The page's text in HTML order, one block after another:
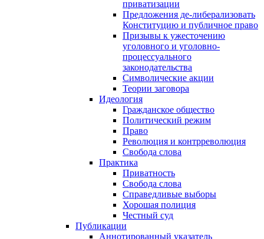
приватизации
Предложения де-либерализовать
Конституцию и публичное право
Призывы к ужесточению
уголовного и уголовно-
процессуального
законодательства
Символические акции
Теории заговора
Идеология
Гражданское общество
Политический режим
Право
Революция и контрреволюция
Свобода слова
Практика
Приватность
Свобода слова
Справедливые выборы
Хорошая полиция
Честный суд
Публикации
Аннотированный указатель